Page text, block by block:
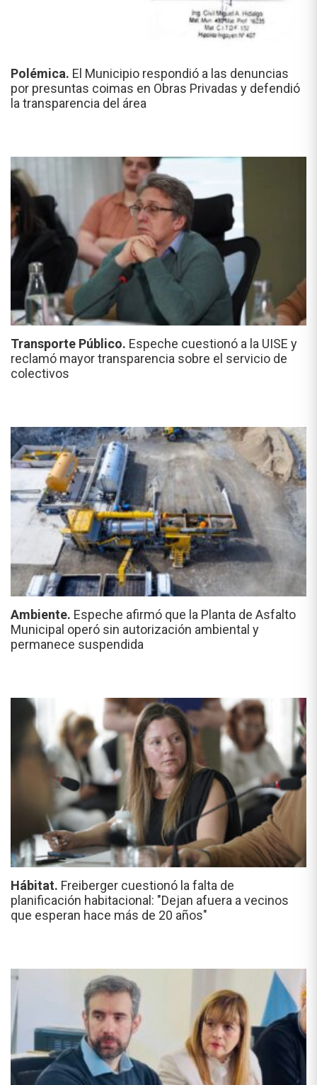
Polémica. El Municipio respondió a las denuncias
por presuntas coimas en Obras Privadas y defendió
la transparencia del área
Transporte Público. Espeche cuestionó a la UISE y
reclamó mayor transparencia sobre el servicio de
colectivos
Ambiente. Espeche afirmó que la Planta de Asfalto
Municipal operó sin autorización ambiental y
permanece suspendida
Hábitat. Freiberger cuestionó la falta de
planificación habitacional: "Dejan afuera a vecinos
que esperan hace más de 20 años"